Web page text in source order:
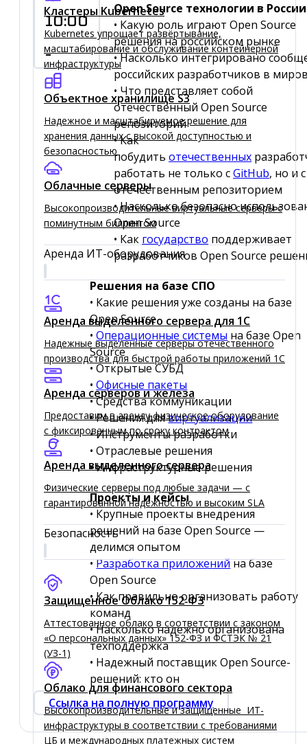
Кластеры Kubernetes
Kubernetes упрощает развёртывание,
масштабирование и обслуживание контейнерной
инфраструктуры
Объектное хранилище S3
Надежное и масштабируемое решение для
хранения данных с высокой доступностью и
безопасностью
Облачные серверы
Высокопроизводительные виртуальные серверы c
поминутным биллингом
Аренда ИТ-оборудования
Аренда выделенного сервера для 1C
Надежные выделенные серверы отечественного
производства для быстрой работы приложений 1С
Аренда серверов и железа
Предоставим в аренду физическое оборудование
с фиксированным по сроку контрактом
Аренда выделенного сервера
Физические серверы под любые задачи — с
гарантированной надёжностью и высоким SLA
Безопасность
Защищенное Облако 152‑ФЗ
Аттестованное облако в соответствии с законом
«О персональных данных» 152-ФЗ и ФСТЭК № 21
(УЗ-1)
Облако для финансового сектора
Высокопроизводительные и защищенные ИТ-
инфраструктуры в соответствии с требованиями
ЦБ и международных платежных систем
10:00
-
Open Source технологии в России
• Какую роль играют Open Source
решения на российском рынке
• Насколько интегрировано
российских разработчиков в
• Что представляет собой
отечественный Open Source
репозиторий
• Как
побудить отечественных
работать не только сGitHub, но и с
отечественным репозиторием
• Насколько безопасно
Open Source
• Как государство поддерживает
разработчиков Open Source
Решения на базе СПО
• Какие решения уже созданы на базе
Open Source
•Операционные системы на базе Open
Source
• Открытые СУБД
•Офисные пакеты
• Средства коммуникации
• Решения длявиртуализации
• Инструменты разработки
• Отраслевые решения
• Инфраструктурные решения
Проекты и кейсы
• Крупные проекты внедрения
решений на базе Open Source —
делимся опытом
•Разработка приложенийна базе
Open Source
• Как правильно организовать работу
команд
• Насколько надежно организована
техподдержка
• Надежный поставщик Open Source-
решений: кто он
Ссылка на полную программу